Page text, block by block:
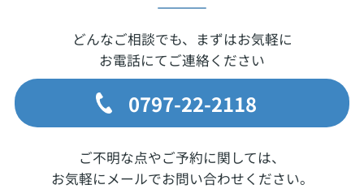
どんなご相談でも、まずはお気軽に
お電話にてご連絡ください
0797-22-2118
ご不明な点やご予約に関しては、
お気軽にメールでお問い合わせください。